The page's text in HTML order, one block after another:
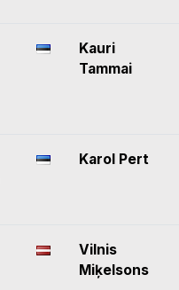
Kauri
Tammai
Karol Pert
Vilnis
Miķelsons